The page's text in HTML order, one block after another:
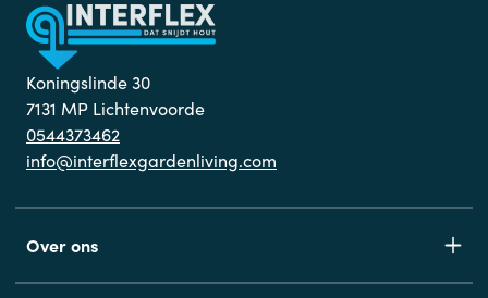
Koningslinde 30
7131 MP Lichtenvoorde
0544373462
info@interflexgardenliving.com
Over ons